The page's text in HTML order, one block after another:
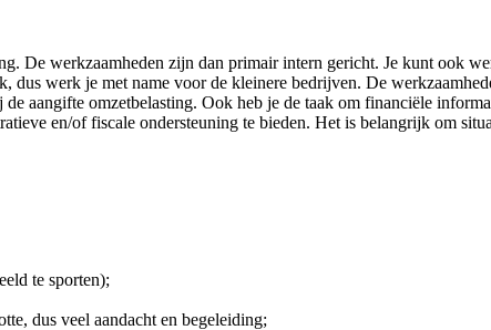
De werkzaamheden zijn dan primair intern gericht. Je kunt ook
werk je met name voor de kleinere bedrijven. De
aangifte omzetbelasting. Ook heb je de taak om financiële
en/of fiscale ondersteuning te bieden. Het is belangrijk om
te sporten);
dus veel aandacht en begeleiding;